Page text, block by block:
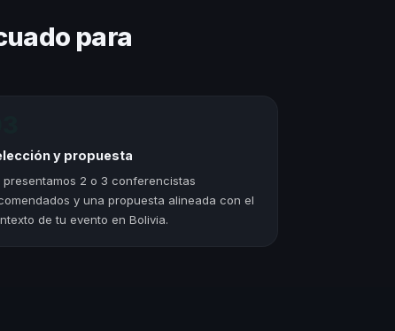
para
y propuesta
presentamos 2 o 3 conferencistas
y una propuesta alineada con el
de tu evento en Bolivia.